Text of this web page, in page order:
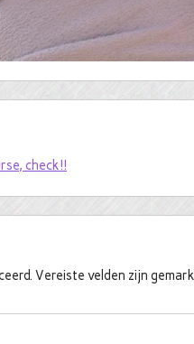
check!!
Vereiste velden zijn